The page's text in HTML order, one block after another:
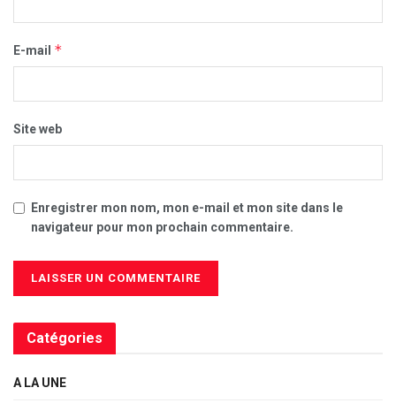
E-mail *
Site web
Enregistrer mon nom, mon e-mail et mon site dans le
navigateur pour mon prochain commentaire.
Catégories
A LA UNE